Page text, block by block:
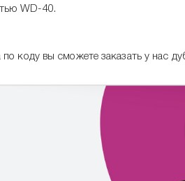
WD-40.
коду вы сможете заказать у нас